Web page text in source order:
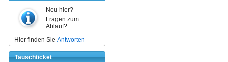
Neu hier?
Fragen zum
Ablauf?
Hier finden Sie Antworten
Tauschticket